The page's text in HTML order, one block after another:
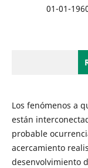
01-01-
Los fenómenos a
están
probable
acercamiento
desenvolvimiento